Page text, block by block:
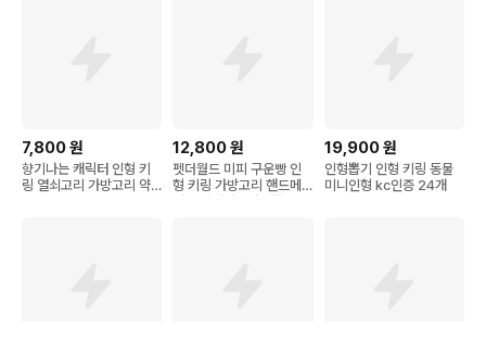
7,800원
향기나는 캐릭터 인형 키
링 열쇠고리 가방고리 약 1
12,800원
펫더월드 미피 구운빵 인
형 키링 가방고리 핸드메
이드 머리띠장식 7종
19,900원
인형뽑기 인형 키링 동물
미니인형 kc인증 24개